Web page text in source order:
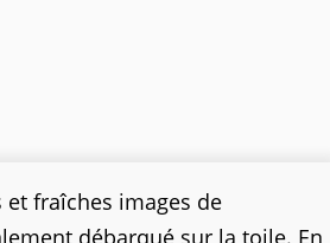
fraîches images de
débarqué sur la toile. En